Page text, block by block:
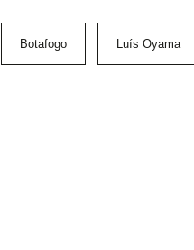
Botafogo Luís Oyama